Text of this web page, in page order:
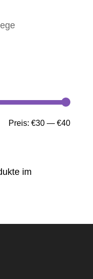
Min.
Max.
Preis:€30 —€40
im